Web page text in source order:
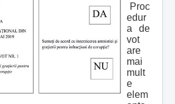
Proc
edur
a de
vot
are
mai
mult
e
elem